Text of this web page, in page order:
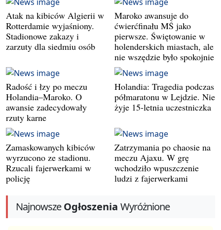
Atak na kibiców Algierii w
Rotterdamie wyjaśniony.
Stadionowe zakazy i
zarzuty dla siedmiu osób
Maroko awansuje do
ćwierćfinału MŚ jako
pierwsze. Świętowanie w
holenderskich miastach, ale
nie wszędzie było spokojnie
Radość i łzy po meczu
Holandia–Maroko. O
awansie zadecydowały
rzuty karne
Holandia: Tragedia podczas
półmaratonu w Lejdzie. Nie
żyje 15-letnia uczestniczka
Zamaskowanych kibiców
wyrzucono ze stadionu.
Rzucali fajerwerkami w
policję
Zatrzymania po chaosie na
meczu Ajaxu. W grę
wchodziło wpuszczenie
ludzi z fajerwerkami
NajnowszeOgłoszenia Wyróżnione